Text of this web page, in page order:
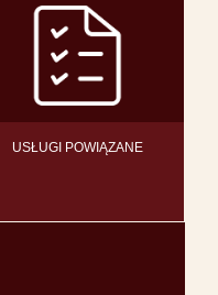
USŁUGI POWIĄZANE